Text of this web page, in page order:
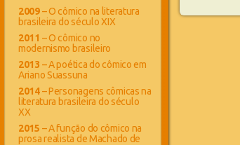
2009– O cômico na literatura
brasileira do século XIX
2011 – O cômico no
modernismo brasileiro
2013 – A poética do cômico em
Ariano Suassuna
2014– Personagens cômicas na
literatura brasileira do século
XX
2015 – A função do cômico na
prosa realista de Machado de